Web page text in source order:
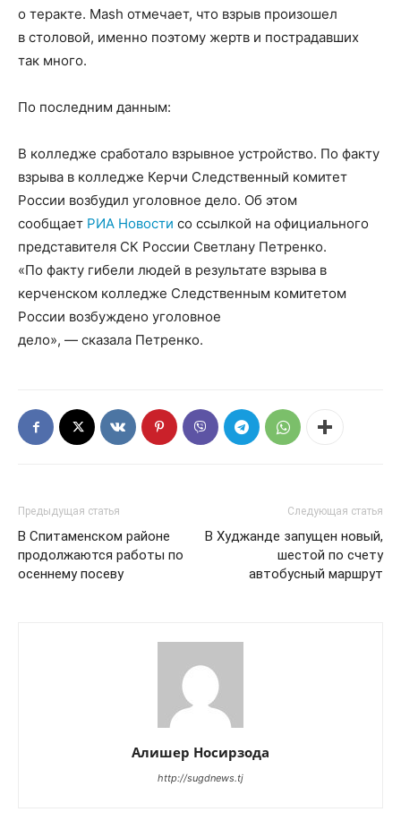
о теракте. Mash отмечает, что взрыв произошел
в столовой, именно поэтому жертв и пострадавших
так много.
По последним данным:
В колледже сработало взрывное устройство. По факту
взрыва в колледже Керчи Следственный комитет
России возбудил уголовное дело. Об этом
сообщает РИА Новости со ссылкой на официального
представителя СК России Светлану Петренко.
«По факту гибели людей в результате взрыва в
керченском колледже Следственным комитетом
России возбуждено уголовное
дело», — сказала Петренко.
Предыдущая статья
В Спитаменском районе
продолжаются работы по
осеннему посеву
Следующая статья
В Худжанде запущен новый,
шестой по счету
автобусный маршрут
Алишер Носирзода
http://sugdnews.tj